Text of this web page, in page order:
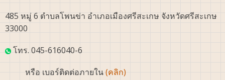
485 หมู่ 6 ตำบลโพนข่า อำเภอเมืองศรีสะเกษ จังหวัดศรีสะเกษ
33000
โทร. 045-616040-6
หรือ เบอร์ติดต่อภายใน(คลิก)